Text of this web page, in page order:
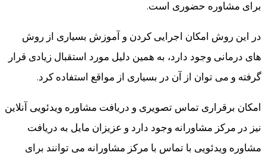
برای مشاوره حضوری است.
در این روش امکان اجرایی کردن و آموزش بسیاری از روش
های درمانی وجود دارد، به همین دلیل مورد استقبال زیادی قرار
گرفته و می توان از آن در بسیاری از مواقع استفاده کرد.
امکان برقراری تماس تصویری و دریافت مشاوره ویدئویی آنلاین
نیز در مرکز مشاورانه وجود دارد و عزیزان مایل به دریافت
مشاوره ویدئویی با تماس با مرکز مشاورانه می توانند برای